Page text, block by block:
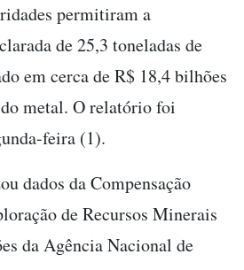
permitiram a
de 25,3 toneladas de
em cerca de R$ 18,4 bilhões
metal. O relatório foi
feira (1).
dados da Compensação
de Recursos Minerais
da Agência Nacional de